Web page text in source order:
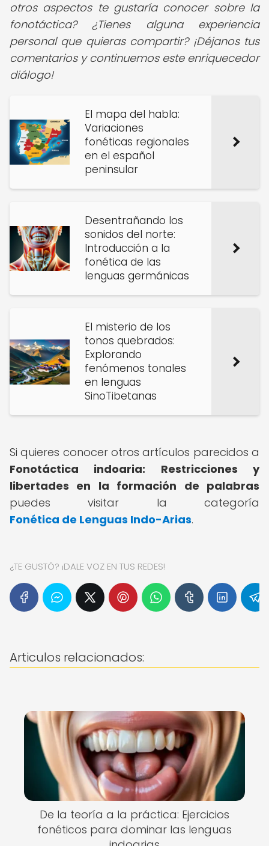
otros aspectos te gustaría conocer sobre la
fonotáctica? ¿Tienes alguna experiencia
personal que quieras compartir? ¡Déjanos tus
comentarios y continuemos este enriquecedor
diálogo!
El mapa del habla:
Variaciones
fonéticas regionales
en el español
peninsular
Desentrañando los
sonidos del norte:
Introducción a la
fonética de las
lenguas germánicas
El misterio de los
tonos quebrados:
Explorando
fenómenos tonales
en lenguas
SinoTibetanas
Si quieres conocer otros artículos parecidos a
Fonotáctica indoaria: Restricciones y
libertades en la formación de palabras
puedes visitar la categoría
Fonética de Lenguas Indo-Arias.
¿TE GUSTÓ? ¡DALE VOZ EN TUS REDES!
Articulos relacionados:
De la teoría a la práctica: Ejercicios
fonéticos para dominar las lenguas